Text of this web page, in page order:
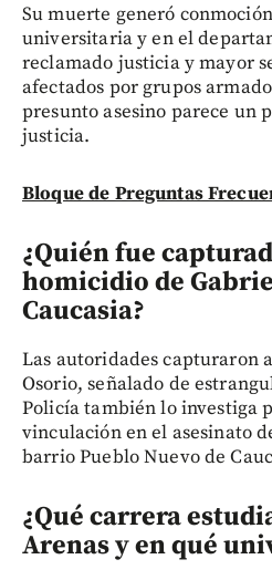
Su muerte generó
universitaria y en el
reclamado justicia y mayor
afectados por grupos
presunto asesino parece un
justicia.
Bloque de Preguntas
¿Quién fue
homicidio de
Caucasia?
Las autoridades capturaron
Osorio, señalado de
Policía también lo investiga
vinculación en el asesinato
barrio Pueblo Nuevo de
¿Qué carrera
Arenas y en qué